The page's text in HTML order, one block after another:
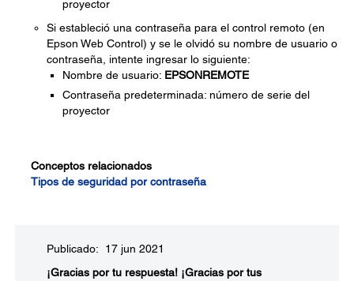
proyector
Si estableció una contraseña para el control remoto (en
Epson Web Control) y se le olvidó su nombre de usuario o
contraseña, intente ingresar lo siguiente:
Nombre de usuario: EPSONREMOTE
Contraseña predeterminada: número de serie del
proyector
Conceptos relacionados
Tipos de seguridad por contraseña
Publicado: 17 jun 2021
¡Gracias por tu respuesta! ¡Gracias por tus